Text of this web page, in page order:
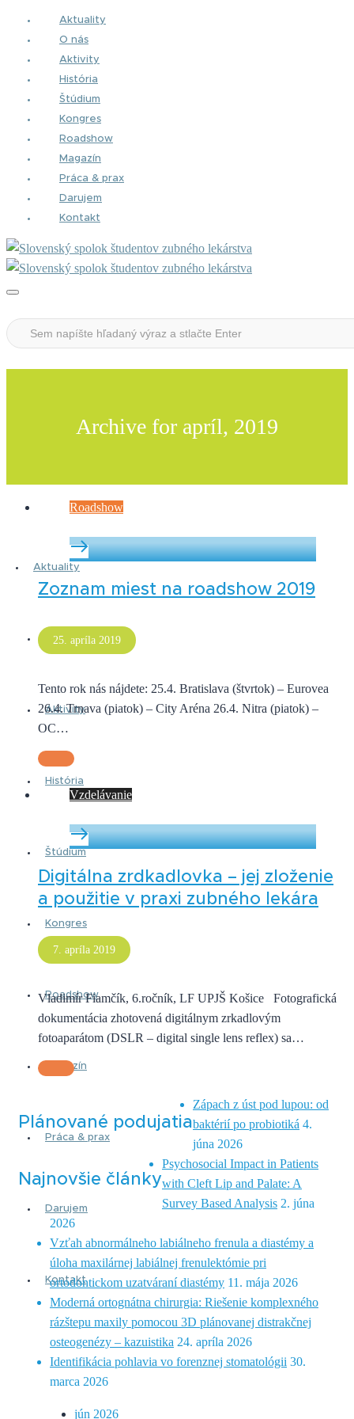
Aktuality
O nás
Aktivity
História
Štúdium
Kongres
Roadshow
Magazín
Práca & prax
Darujem
Kontakt
Aktuality
O nás
Aktivity
História
Štúdium
Kongres
Roadshow
Magazín
Práca & prax
Darujem
Kontakt
Archive for apríl, 2019
Roadshow
Zoznam miest na roadshow 2019
25. apríla 2019
Tento rok nás nájdete: 25.4. Bratislava (štvrtok) – Eurovea
26.4. Trnava (piatok) – City Aréna 26.4. Nitra (piatok) –
OC…
Vzdelávanie
Digitálna zrdkadlovka – jej zloženie
a použitie v praxi zubného lekára
7. apríla 2019
Vladimír Fiamčík, 6.ročník, LF UPJŠ Košice Fotografická
dokumentácia zhotovená digitálnym zrkadlovým
fotoaparátom (DSLR – digital single lens reflex) sa…
Plánované podujatia
Najnovšie články
Zápach z úst pod lupou: od
baktérií po probiotiká 4.
júna 2026
Psychosocial Impact in Patients
with Cleft Lip and Palate: A
Survey Based Analysis 2. júna
2026
Vzťah abnormálneho labiálneho frenula a diastémy a
úloha maxilárnej labiálnej frenulektómie pri
ortodontickom uzatváraní diastémy 11. mája 2026
Moderná ortognátna chirurgia: Riešenie komplexného
rázštepu maxily pomocou 3D plánovanej distrakčnej
osteogenézy – kazuistika 24. apríla 2026
Identifikácia pohlavia vo forenznej stomatológii 30.
marca 2026
jún 2026